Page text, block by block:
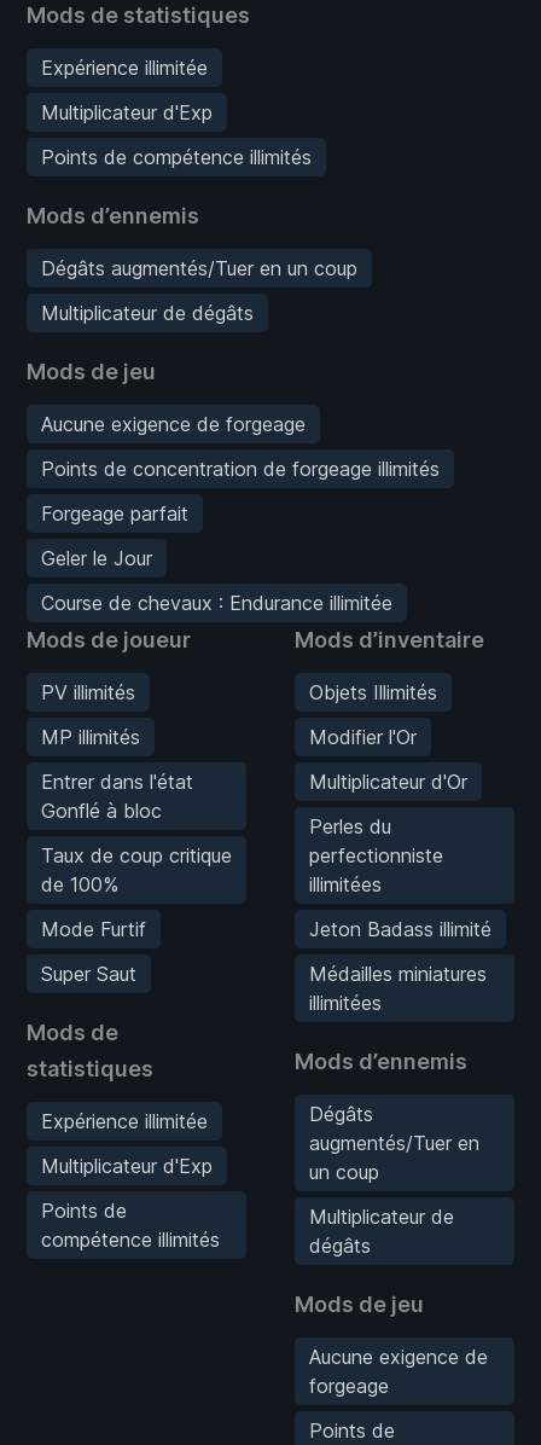
Mods de statistiques
Expérience illimitée
Multiplicateur d'Exp
Points de compétence illimités
Mods d’ennemis
Dégâts augmentés/Tuer en un coup
Multiplicateur de dégâts
Mods de jeu
Aucune exigence de forgeage
Points de concentration de forgeage illimités
Forgeage parfait
Geler le Jour
Course de chevaux : Endurance illimitée
Mods de joueur
PV illimités
MP illimités
Entrer dans l'état
Gonflé à bloc
Taux de coup critique
de 100%
Mode Furtif
Super Saut
Mods de
statistiques
Expérience illimitée
Multiplicateur d'Exp
Points de
compétence illimités
Mods d’inventaire
Objets Illimités
Modifier l'Or
Multiplicateur d'Or
Perles du
perfectionniste
illimitées
Jeton Badass illimité
Médailles miniatures
illimitées
Mods d’ennemis
Dégâts
augmentés/Tuer en
un coup
Multiplicateur de
dégâts
Mods de jeu
Aucune exigence de
forgeage
Points de